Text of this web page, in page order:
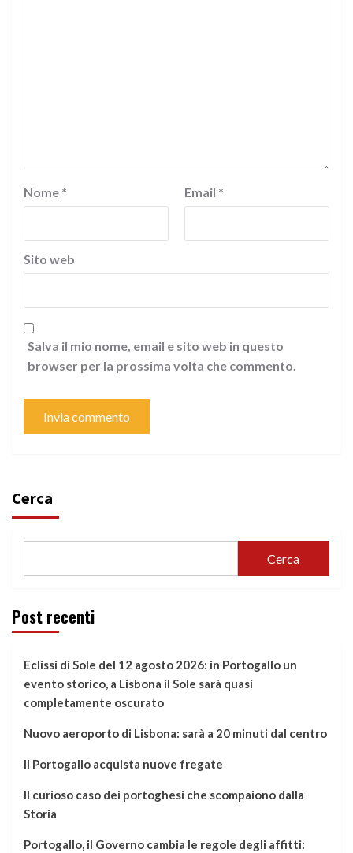
Nome * Email *
Sito web
Salva il mio nome, email e sito web in questo
browser per la prossima volta che commento.
Cerca
Cerca
Post recenti
Eclissi di Sole del 12 agosto 2026: in Portogallo un
evento storico, a Lisbona il Sole sarà quasi
completamente oscurato
Nuovo aeroporto di Lisbona: sarà a 20 minuti dal centro
Il Portogallo acquista nuove fregate
Il curioso caso dei portoghesi che scompaiono dalla
Storia
Portogallo, il Governo cambia le regole degli affitti: